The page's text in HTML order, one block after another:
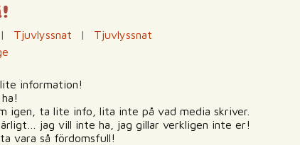
| Tjuvlyssnat |
Tjuvlyssnat
information!
igen, ta lite info, lita inte på vad media skriver.
jag vill inte ha, jag gillar verkligen inte er!
vara så fördomsfull!